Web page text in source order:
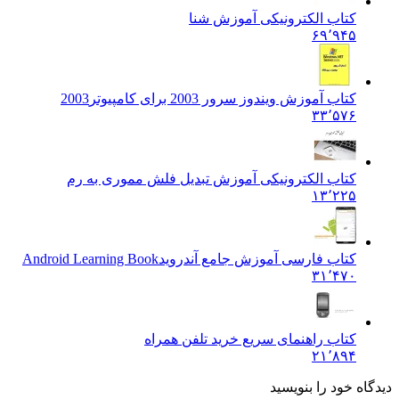
کتاب الکترونیکی آموزش شنا
۶۹٬۹۴۵
کتاب آموزش ویندوز سرور 2003 برای کامپیوتر
2003
۳۳٬۵۷۶
کتاب الکترونیکی آموزش تبدیل فلش مموری به رم
۱۳٬۲۲۵
کتاب فارسی آموزش جامع آندرویدAndroid Learning Book
۳۱٬۴۷۰
کتاب راهنمای سریع خرید تلفن همراه
۲۱٬۸۹۴
خود را بنویسید